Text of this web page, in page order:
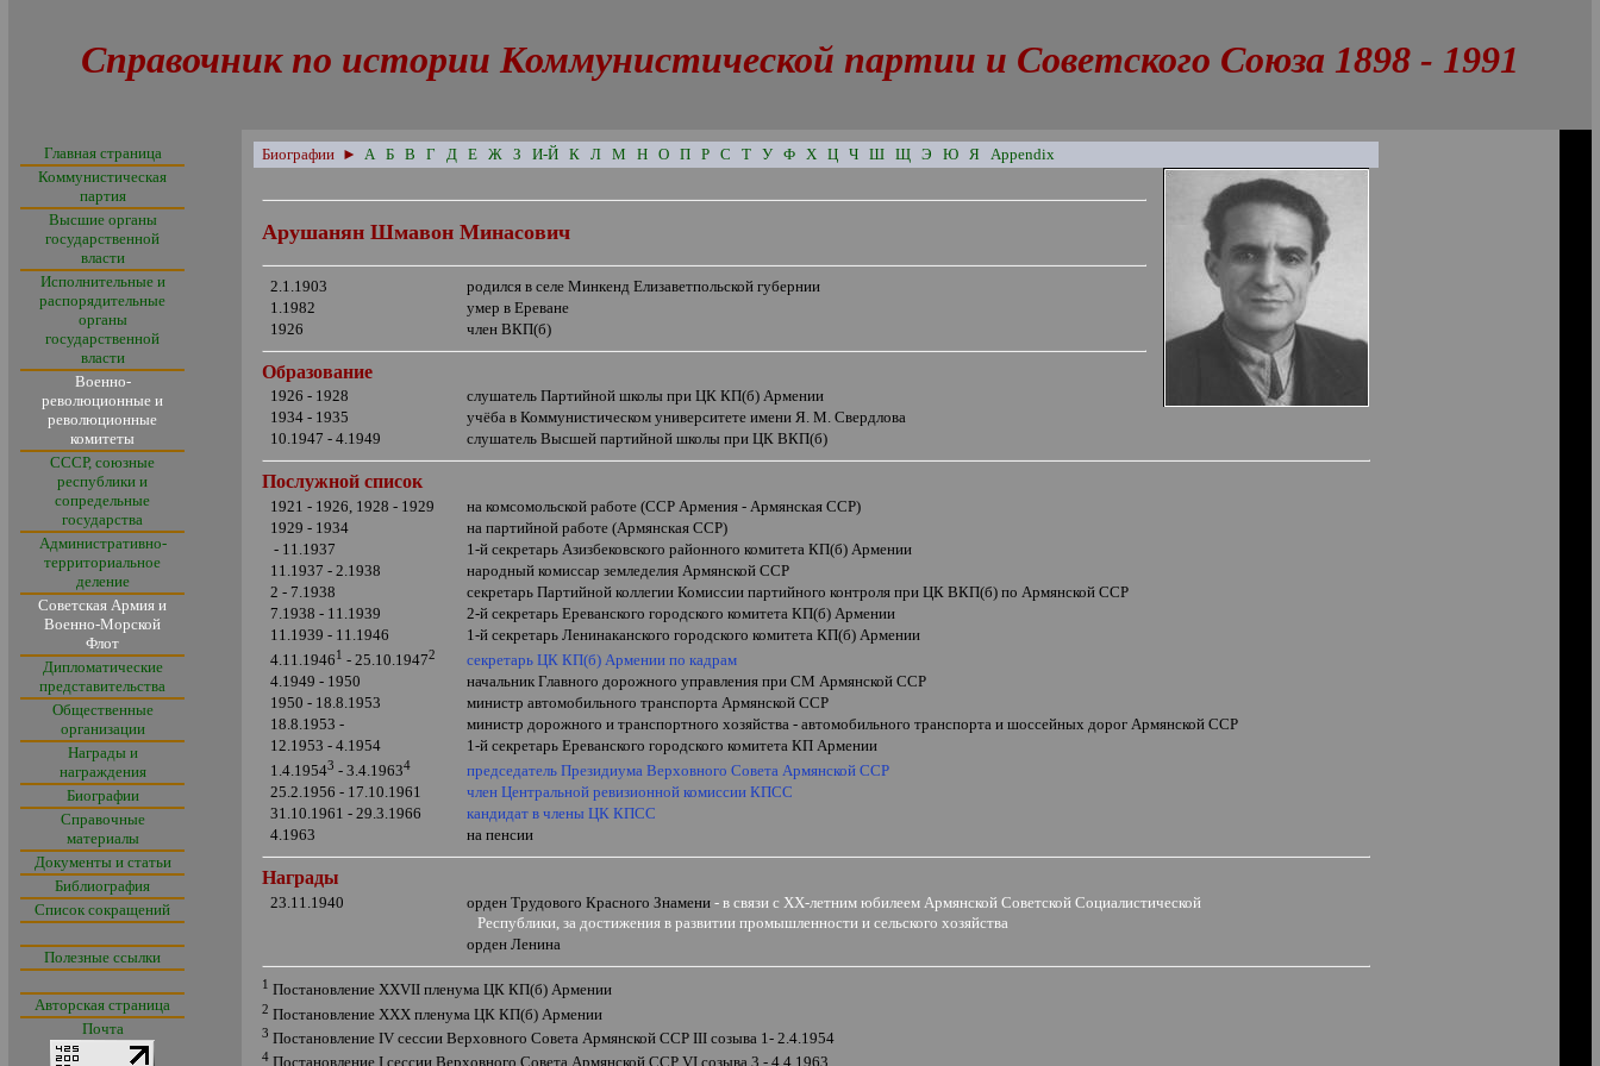
Справочник по истории Коммунистической партии и Советского Союза 1898 - 1991
Главная страница
Коммунистическая
партия
Высшие органы
государственной
власти
Исполнительные и
распорядительные
органы
государственной
власти
Военно-
революционные и
революционные
комитеты
СССР, союзные
республики и
сопредельные
государства
Административно-
территориальное
деление
Советская Армия и
Военно-Морской
Флот
Дипломатические
представительства
Общественные
организации
Награды и
награждения
Биографии
Справочные
материалы
Документы и статьи
Библиография
Список сокращений
Полезные ссылки
Авторская страница
Почта
Биографии ► А Б В Г Д Е Ж З И-Й К Л М Н О П Р С Т У Ф Х Ц Ч Ш Щ Э Ю Я Appendix
Арушанян Шмавон Минасович
2.1.1903
родился в селе Минкенд Елизаветпольской губернии
1.1982
умер в Ереване
1926
член ВКП(б)
Образование
1926 - 1928
слушатель Партийной школы при ЦК КП(б) Армении
1934 - 1935
учёба в Коммунистическом университете имени Я. М. Свердлова
10.1947 - 4.1949
слушатель Высшей партийной школы при ЦК ВКП(б)
Послужной список
1921 - 1926, 1928 - 1929
на комсомольской работе (ССР Армения - Армянская ССР)
1929 - 1934
на партийной работе (Армянская ССР)
- 11.1937
1-й секретарь Азизбековского районного комитета КП(б) Армении
11.1937 - 2.1938
народный комиссар земледелия Армянской ССР
2 - 7.1938
секретарь Партийной коллегии Комиссии партийного контроля при ЦК ВКП(б) по Армянской ССР
7.1938 - 11.1939
2-й секретарь Ереванского городского комитета КП(б) Армении
11.1939 - 11.1946
1-й секретарь Ленинаканского городского комитета КП(б) Армении
4.11.19461 - 25.10.19472 секретарь ЦК КП(б)Армении по кадрам
4.1949 - 1950
начальник Главного дорожного управления при СМ Армянской ССР
1950 - 18.8.1953
министр автомобильного транспорта Армянской ССР
18.8.1953 -
министр дорожного и транспортного хозяйства - автомобильного транспорта и шоссейных дорог Армянской ССР
12.1953 - 4.1954
1-й секретарь Ереванского городского комитета КП Армении
1.4.19543 - 3.4.19634
председатель Президиума Верховного Совета Армянской ССР
25.2.1956 - 17.10.1961
член Центральной ревизионной комиссии КПСС
31.10.1961 - 29.3.1966
кандидат в члены ЦК КПСС
4.1963
на пенсии
Награды
23.11.1940 орден Трудового Красного Знамени- в связи сXX-летним юбилеем Армянской Советской Социалистической
Республики, за достижения в развитии промышленности и сельского хозяйства
орден Ленина
1 ПостановлениеXXVIIпленума ЦК КП(б) Армении
2 Постановление XXX пленума ЦК КП(б) Армении
3 ПостановлениеIV сессии Верховного Совета Армянской ССР III созыва 1- 2.4.1954
4 ПостановлениеI сессии Верховного Совета Армянской ССРVI созыва 3 - 4.4.1963